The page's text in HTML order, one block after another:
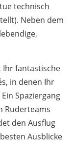
technisch
Neben dem
Ihr fantastische
in denen Ihr
Spaziergang
Ruderteams
den Ausflug
Ausblicke